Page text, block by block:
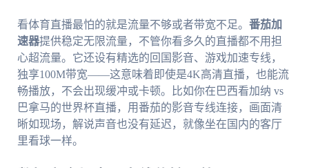
看体育直播最怕的就是流量不够或者带宽不足。 番茄加
速器提供稳定无限流量，不管你看多久的直播都不用担
心超流量。它还设有精选的回国影音、游戏加速专线，
独享100M带宽——这意味着即使是4K高清直播，也能流
畅播放，不会出现缓冲或卡顿。比如你在巴西看加纳 vs
巴拿马的世界杯直播，用番茄的影音专线连接，画面清
晰如现场，解说声音也没有延迟，就像坐在国内的客厅
里看球一样。